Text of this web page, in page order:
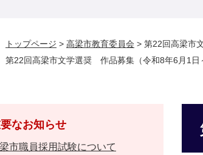
トップページ > 高梁市教育委員会 > 第22回高梁市
第22回高梁市文学選奨 作品募集（令和8年6月1日
なお知らせ
市職員採用試験について